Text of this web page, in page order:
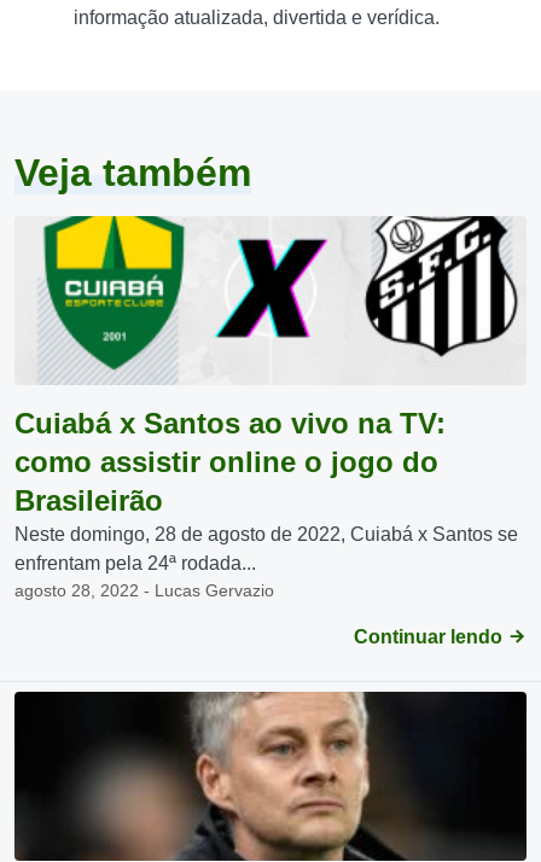
informação atualizada, divertida e verídica.
Veja também
Cuiabá x Santos ao vivo na TV:
como assistir online o jogo do
Brasileirão
Neste domingo, 28 de agosto de 2022, Cuiabá x Santos se
enfrentam pela 24ª rodada...
agosto 28, 2022 - Lucas Gervazio
Continuar lendo